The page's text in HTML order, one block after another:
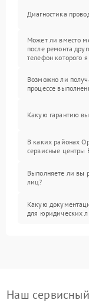
Диагностика
Может ли вместо
после ремонта
телефон которого
Возможно ли
процессе
Какую гарантию вы
В каких районах
сервисные центры
Выполняете ли вы
лиц?
Какую
для юридических
Наш